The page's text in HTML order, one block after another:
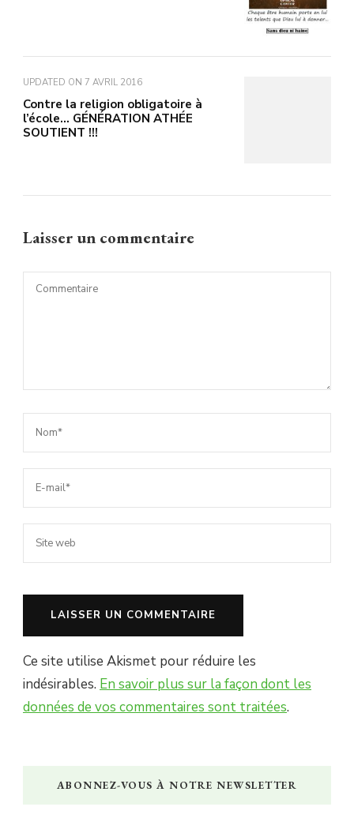
UPDATED ON 7 AVRIL 2016
Contre la religion obligatoire à
l’école… GÉNÉRATION ATHÉE
SOUTIENT !!!
Laisser un commentaire
Ce site utilise Akismet pour réduire les
indésirables. En savoir plus sur la façon dont les
données de vos commentaires sont traitées.
ABONNEZ-VOUS À NOTRE NEWSLETTER